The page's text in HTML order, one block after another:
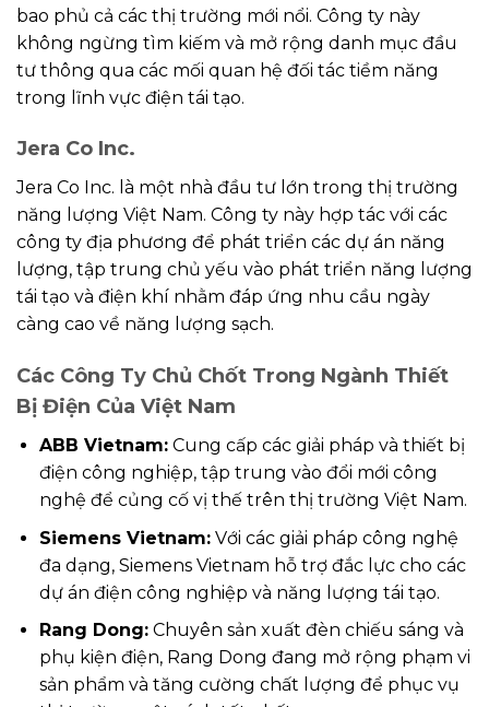
bao phủ cả các thị trường mới nổi. Công ty này
không ngừng tìm kiếm và mở rộng danh mục đầu
tư thông qua các mối quan hệ đối tác tiềm năng
trong lĩnh vực điện tái tạo.
Jera Co Inc.
Jera Co Inc. là một nhà đầu tư lớn trong thị trường
năng lượng Việt Nam. Công ty này hợp tác với các
công ty địa phương để phát triển các dự án năng
lượng, tập trung chủ yếu vào phát triển năng lượng
tái tạo và điện khí nhằm đáp ứng nhu cầu ngày
càng cao về năng lượng sạch.
Các Công Ty Chủ Chốt Trong Ngành Thiết
Bị Điện Của Việt Nam
ABB Vietnam:Cung cấp các giải pháp và thiết bị
điện công nghiệp, tập trung vào đổi mới công
nghệ để củng cố vị thế trên thị trường Việt Nam.
Siemens Vietnam:Với các giải pháp công nghệ
đa dạng, Siemens Vietnam hỗ trợ đắc lực cho các
dự án điện công nghiệp và năng lượng tái tạo.
Rang Dong:Chuyên sản xuất đèn chiếu sáng và
phụ kiện điện, Rang Dong đang mở rộng phạm vi
sản phẩm và tăng cường chất lượng để phục vụ